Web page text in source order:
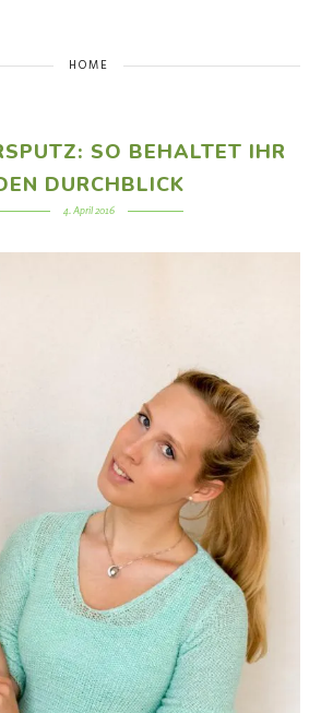
HOME
SO BEHALTET IHR
DURCHBLICK
4. April 2016